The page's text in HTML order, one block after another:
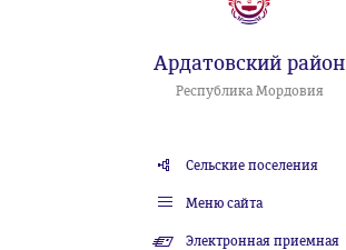
Ардатовский район
Республика Мордовия
Сельские поселения
Меню сайта
Электронная приемная